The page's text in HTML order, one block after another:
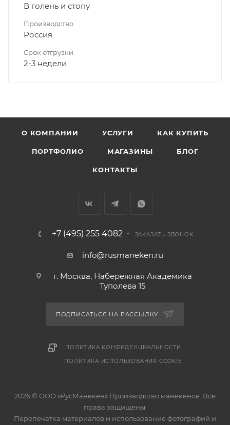
В голень и стопу
Производство
Россия
Срок отгрузки
2-3 недели
О КОМПАНИИ УСЛУГИ КАК КУПИТЬ
ПОРТФОЛИО МАГАЗИНЫ БЛОГ
КОНТАКТЫ
+7 (495) 255 4082 ЗАКАЗАТЬ ЗВОНОК
info@rusmaneken.ru
г. Москва, Набережная Академика
Туполева 15
ПОДПИСАТЬСЯ НА РАССЫЛКУ
ПОЛИТИКА КОНФИДЕНЦИАЛЬНОСТИ
ПОЛИТИКА ИСПОЛЬЗОВАНИЯ COOKIE
2026 © ООО «РусМанекен» Производство манекенов. Все
права защищены.
Перепечатка материалов и использование фотографий и